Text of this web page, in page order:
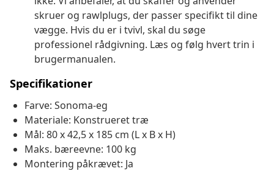
skruer og rawlplugs, der passer specifikt til dine
vægge. Hvis du er i tvivl, skal du søge
professionel rådgivning. Læs og følg hvert trin i
brugermanualen.
Specifikationer
Farve: Sonoma-eg
Materiale: Konstrueret træ
Mål: 80 x 42,5 x 185 cm (L x B x H)
Maks. bæreevne: 100 kg
Montering påkrævet: Ja